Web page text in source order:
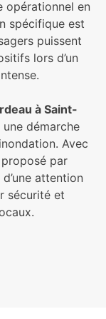
opérationnel en
spécifique est
puissent
lors d’un
à Saint-
démarche
Avec
proposé par
attention
sécurité et